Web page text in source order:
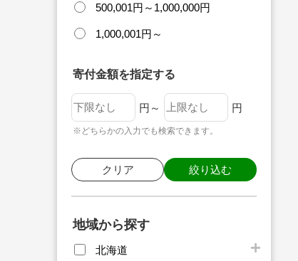
500,001円～1,000,000円
1,000,001円～
寄付金額を指定する
円～ 円
※どちらかの入力でも検索できます。
クリア 絞り込む
地域から探す
北海道